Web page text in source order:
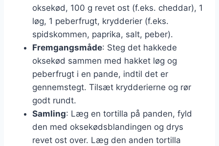
oksekød, 100 g revet ost (f.eks. cheddar), 1
løg, 1 peberfrugt, krydderier (f.eks.
spidskommen, paprika, salt, peber).
Fremgangsmåde: Steg det hakkede
oksekød sammen med hakket løg og
peberfrugt i en pande, indtil det er
gennemstegt. Tilsæt krydderierne og rør
godt rundt.
Samling: Læg en tortilla på panden, fyld
den med oksekødsblandingen og drys
revet ost over. Læg den anden tortilla